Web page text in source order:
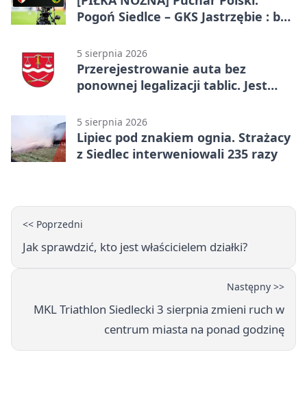
Pogoń Siedlce – GKS Jastrzębie : bez
5 sierpnia 2026
Przerejestrowanie auta bez
ponownej legalizacji tablic. Jest
5 sierpnia 2026
Lipiec pod znakiem ognia. Strażacy
z Siedlec interweniowali 235 razy
<< Poprzedni
Jak sprawdzić, kto jest właścicielem działki?
Następny >>
MKL Triathlon Siedlecki 3 sierpnia zmieni ruch w
centrum miasta na ponad godzinę